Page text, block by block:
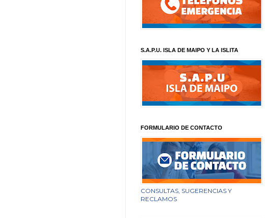
S.A.P.U. ISLA DE MAIPO Y LA ISLITA
FORMULARIO DE CONTACTO
CONSULTAS, SUGERENCIAS Y
RECLAMOS